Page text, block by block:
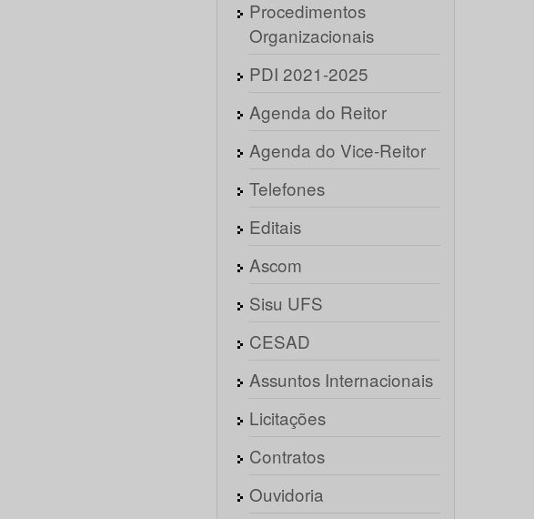
Procedimentos
Organizacionais
PDI 2021-2025
Agenda do Reitor
Agenda do Vice-Reitor
Telefones
Editais
Ascom
Sisu UFS
CESAD
Assuntos Internacionais
Licitações
Contratos
Ouvidoria